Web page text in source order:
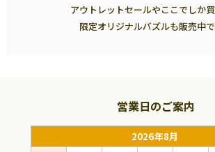
アウトレットセールやここでしか
限定オリジナルパズルも販売中で
営業日のご案内
2026年8月